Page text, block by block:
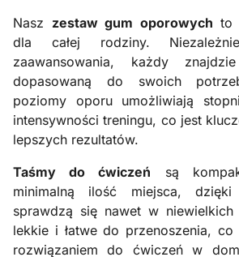
Nasz zestaw gum oporowych to
dla całej rodziny.
zaawansowania, każdy
dopasowaną do swoich
poziomy oporu umożliwiają
intensywności treningu, co jest
lepszych rezultatów.
Taśmy do ćwiczeń są
minimalną ilość miejsca,
sprawdzą się nawet w niewielkich
lekkie i łatwe do przenoszenia,
rozwiązaniem do ćwiczeń w